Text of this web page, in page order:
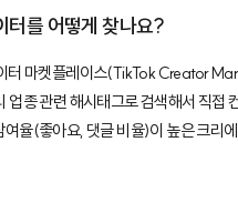
를 어떻게 찾나요?
터 마켓플레이스(TikTok Creator
업종 관련 해시태그로 검색해서 직접
여율(좋아요, 댓글 비율)이 높은 크리